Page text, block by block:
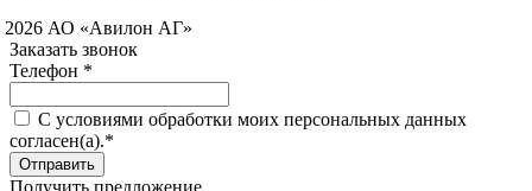
АО «Авилон АГ»
Заказать звонок
Телефон *
C условиями обработки моих персональных данных
согласен(а).*